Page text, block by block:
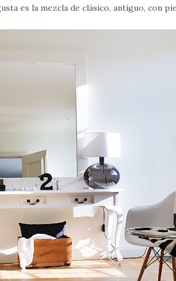
es la mezcla de clásico, antiguo, con